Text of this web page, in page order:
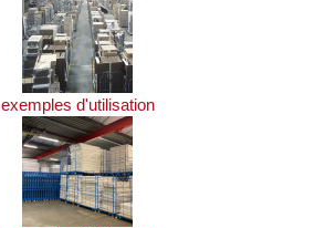
exemples d'utilisation